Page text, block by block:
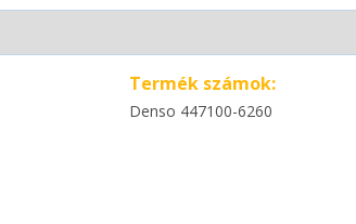
Termék számok:
Denso 447100-6260